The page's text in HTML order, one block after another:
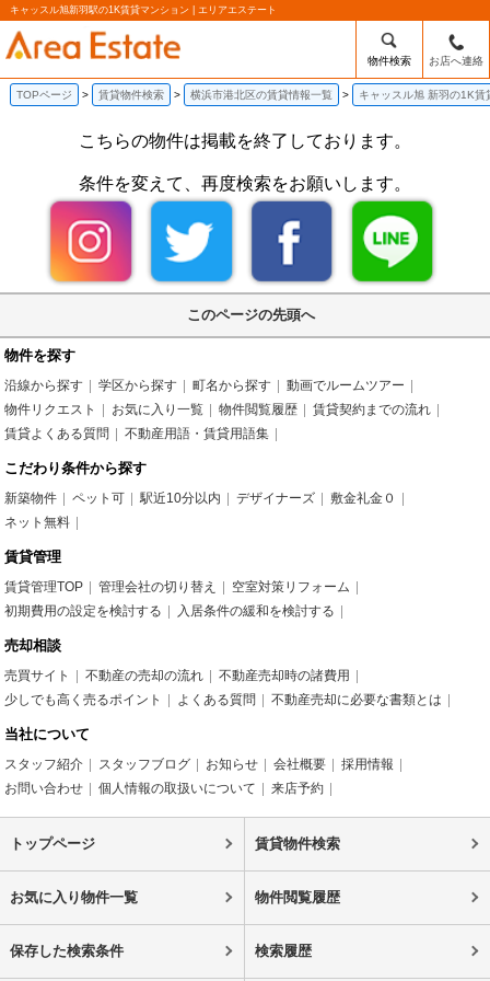
キャッスル旭新羽駅の1K賃貸マンション | エリアエステート
物件検索 お店へ連絡
TOPページ 賃貸物件検索 横浜市港北区の賃貸情報一覧 キャッスル旭 新羽の1K賃
こちらの物件は掲載を終了しております。
条件を変えて、再度検索をお願いします。
このページの先頭へ
物件を探す
沿線から探す 学区から探す 町名から探す
動画でルームツアー
物件リクエスト
お気に入り一覧 物件閲覧履歴
賃貸契約までの流れ
賃貸よくある質問
不動産用語・賃貸用語集
こだわり条件から探す
新築物件 ペット可 駅近10分以内 デザイナーズ
敷金礼金０
ネット無料
賃貸管理
賃貸管理TOP 管理会社の切り替え
空室対策リフォーム
初期費用の設定を検討する
入居条件の緩和を検討する
売却相談
売買サイト 不動産の売却の流れ
不動産売却時の諸費用
少しでも高く売るポイント
よくある質問 不動産売却に必要な書類とは
当社について
スタッフ紹介 スタッフブログ お知らせ 会社概要
採用情報
お問い合わせ
個人情報の取扱いについて 来店予約
トップページ 賃貸物件検索
お気に入り物件一覧 物件閲覧履歴
保存した検索条件 検索履歴